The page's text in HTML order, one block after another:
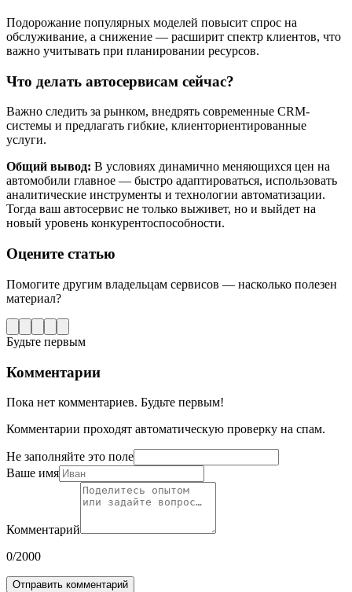
Подорожание популярных моделей повысит спрос на
обслуживание, а снижение — расширит спектр клиентов, что
важно учитывать при планировании ресурсов.
Что делать автосервисам сейчас?
Важно следить за рынком, внедрять современные CRM-
системы и предлагать гибкие, клиенториентированные
услуги.
Общий вывод: В условиях динамично меняющихся цен на
автомобили главное — быстро адаптироваться, использовать
аналитические инструменты и технологии автоматизации.
Тогда ваш автосервис не только выживет, но и выйдет на
новый уровень конкурентоспособности.
Оцените статью
Помогите другим владельцам сервисов — насколько полезен
материал?
Будьте первым
Комментарии
Пока нет комментариев. Будьте первым!
Комментарии проходят автоматическую проверку на спам.
Не заполняйте это поле
Ваше имя
Комментарий
0/2000
Отправить комментарий